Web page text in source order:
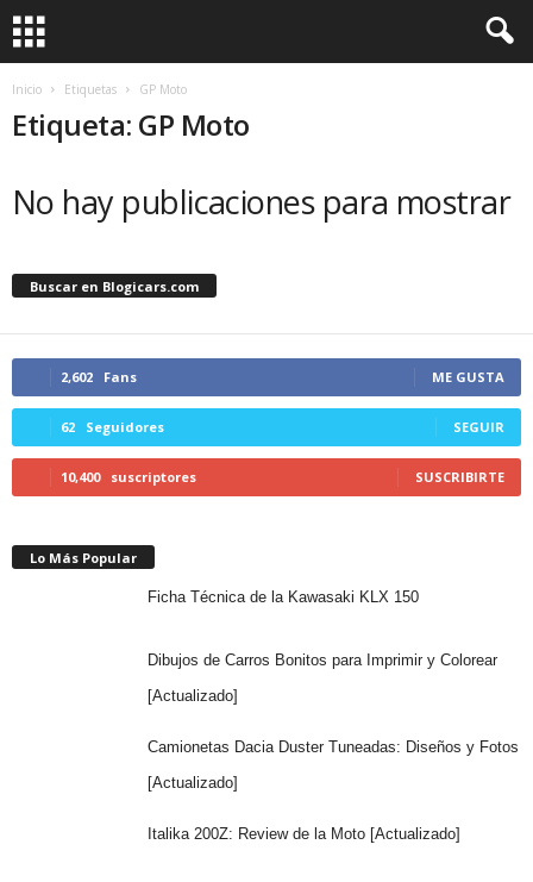
Inicio Etiquetas GP Moto
Etiqueta: GP Moto
No hay publicaciones para mostrar
Buscar en Blogicars.com
2,602 Fans ME GUSTA
62 Seguidores SEGUIR
10,400 suscriptores SUSCRIBIRTE
Lo Más Popular
Ficha Técnica de la Kawasaki KLX 150
Dibujos de Carros Bonitos para Imprimir y Colorear
[Actualizado]
Camionetas Dacia Duster Tuneadas: Diseños y Fotos
[Actualizado]
Italika 200Z: Review de la Moto [Actualizado]